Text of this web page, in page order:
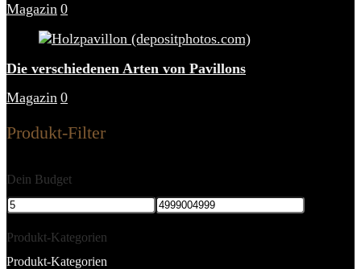
Magazin 0
Die verschiedenen Arten von Pavillons
Magazin 0
Produkt-Filter
Dein Budget
Produkt-Kategorien
Produkt-Kategorien